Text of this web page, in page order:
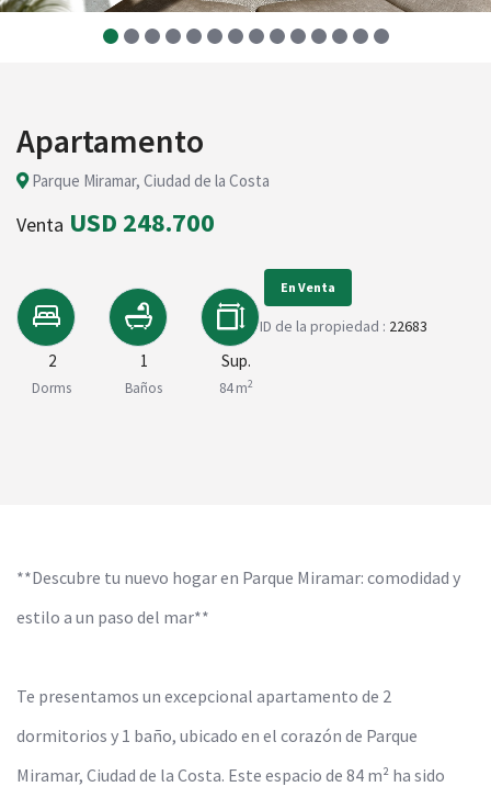
Apartamento
Parque Miramar, Ciudad de la Costa
Venta USD 248.700
2
Dorms
1
Baños
Sup.
84 m2
En Venta
ID de la propiedad : 22683
**Descubre tu nuevo hogar en Parque Miramar: comodidad y
estilo a un paso del mar**
Te presentamos un excepcional apartamento de 2
dormitorios y 1 baño, ubicado en el corazón de Parque
Miramar, Ciudad de la Costa. Este espacio de 84 m² ha sido